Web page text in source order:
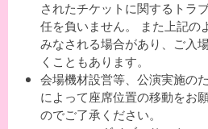
されたチケットに関するトラ
任を負いません。 また上記の
みなされる場合があり、ご入
くこともあります。
会場機材設営等、公演実施の
によって座席位置の移動をお
のでご了承ください。